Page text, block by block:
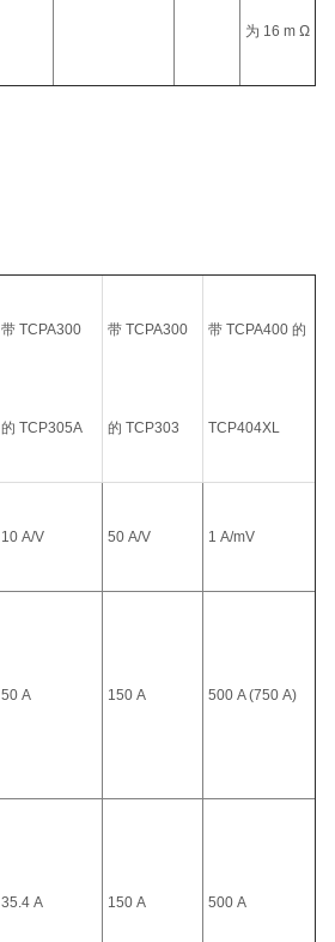
为 16 m Ω
带 TCPA300
的 TCP305A
带 TCPA300
的 TCP303
带 TCPA400 的
TCP404XL
10 A/V 50 A/V 1 A/mV
50 A 150 A 500 A (750 A)
35.4 A 150 A 500 A